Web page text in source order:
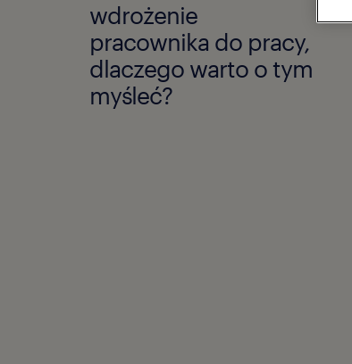
wdrożenie
pracownika do pracy,
dlaczego warto o tym
myśleć?